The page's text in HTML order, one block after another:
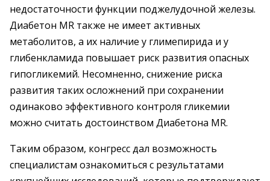
недостаточности функции поджелудочной железы.
Диабетон MR также не имеет активных
метаболитов, а их наличие у глимепирида и у
глибенкламида повышает риск развития опасных
гипогликемий. Несомненно, снижение риска
развития таких осложнений при сохранении
одинаково эффективного контроля гликемии
можно считать достоинством Диабетона MR.
Таким образом, конгресс дал возможность
специалистам ознакомиться с результатами